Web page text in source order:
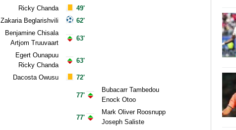
Ricky Chanda
Zakaria Beglarishvili
Benjamine Chisala
Artjom Truuvaart
Egert Ounapuu
Ricky Chanda
Dacosta Owusu
49'
62'
63'
63'
72'
77'
77'
Bubacarr Tambedou
Enock Otoo
Mark Oliver Roosnupp
Joseph Saliste